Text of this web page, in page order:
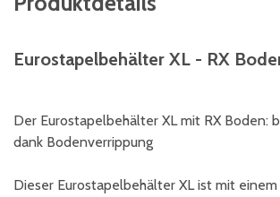
Eurostapelbehälter XL - RX
Der Eurostapelbehälter XL mit RX Boden:
dank Bodenverrippung
Dieser Eurostapelbehälter XL ist mit